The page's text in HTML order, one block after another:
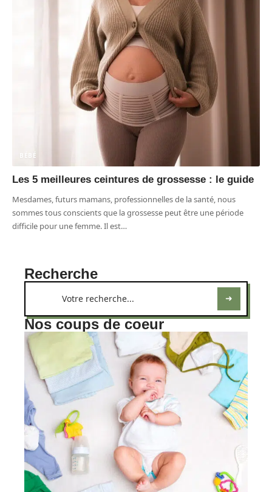
BÉBÉ
Les 5 meilleures ceintures de grossesse : le guide
Mesdames, futurs mamans, professionnelles de la santé, nous
sommes tous conscients que la grossesse peut être une période
difficile pour une femme. Il est…
Recherche
Nos coups de coeur